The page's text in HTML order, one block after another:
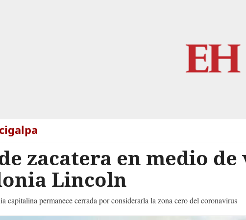
zacatera en medio
Lincoln
capitalina permanece cerrada por considerarla la zona cero del coronavirus